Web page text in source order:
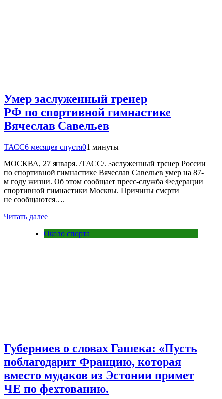
Умер заслуженный тренер
РФ по спортивной гимнастике
Вячеслав Савельев
ТАСС6 месяцев спустя01 минуты
МОСКВА, 27 января. /ТАСС/. Заслуженный тренер России
по спортивной гимнастике Вячеслав Савельев умер на 87-
м году жизни. Об этом сообщает пресс-служба Федерации
спортивной гимнастики Москвы. Причины смерти
не сообщаются….
Читать далее
Около спорта
Губерниев о словах Гашека: «Пусть
поблагодарит Францию, которая
вместо мудаков из Эстонии примет
ЧЕ по фехтованию.